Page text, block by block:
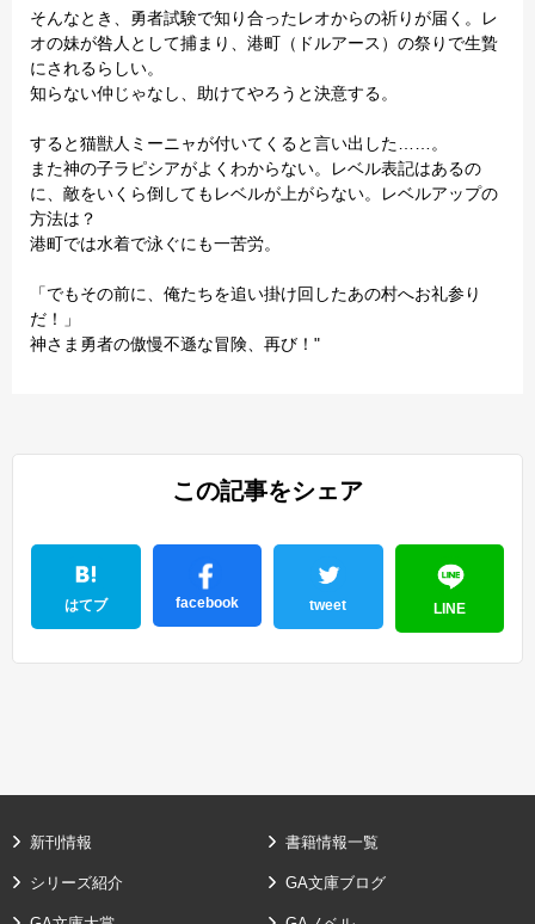
そんなとき、勇者試験で知り合ったレオからの祈りが届く。レ
オの妹が咎人として捕まり、港町（ドルアース）の祭りで生贄
にされるらしい。
知らない仲じゃなし、助けてやろうと決意する。
すると猫獣人ミーニャが付いてくると言い出した……。
また神の子ラピシアがよくわからない。レベル表記はあるの
に、敵をいくら倒してもレベルが上がらない。レベルアップの
方法は？
港町では水着で泳ぐにも一苦労。
「でもその前に、俺たちを追い掛け回したあの村へお礼参り
だ！」
神さま勇者の傲慢不遜な冒険、再び！"
この記事をシェア
はてブ facebook tweet LINE
新刊情報 書籍情報一覧
シリーズ紹介 GA文庫ブログ